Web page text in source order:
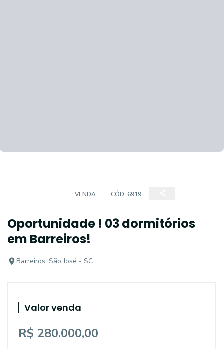
VENDA CÓD: 6919
Oportunidade ! 03 dormitórios
em Barreiros!
Barreiros, São José - SC
Valor venda
R$ 280.000,00